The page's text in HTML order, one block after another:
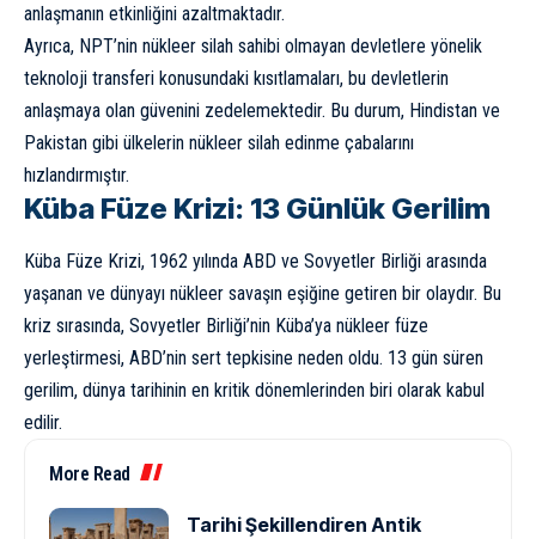
anlaşmanın etkinliğini azaltmaktadır.
Ayrıca, NPT’nin nükleer silah sahibi olmayan devletlere yönelik
teknoloji transferi konusundaki kısıtlamaları, bu devletlerin
anlaşmaya olan güvenini zedelemektedir. Bu durum, Hindistan ve
Pakistan gibi ülkelerin nükleer silah edinme çabalarını
hızlandırmıştır.
Küba Füze Krizi: 13 Günlük Gerilim
Küba Füze Krizi, 1962 yılında ABD ve Sovyetler Birliği arasında
yaşanan ve dünyayı nükleer savaşın eşiğine getiren bir olaydır. Bu
kriz sırasında, Sovyetler Birliği’nin Küba’ya nükleer füze
yerleştirmesi, ABD’nin sert tepkisine neden oldu. 13 gün süren
gerilim, dünya tarihinin en kritik dönemlerinden biri olarak kabul
edilir.
More Read
Tarihi Şekillendiren Antik